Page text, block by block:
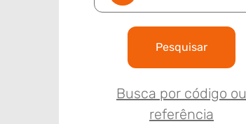
Pesquisar
Busca por código ou
referência